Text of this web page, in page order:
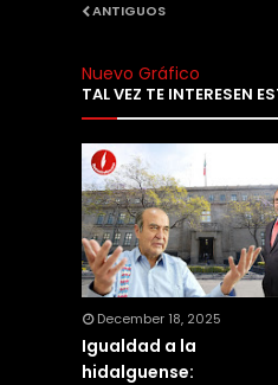
ANTIGUOS
Nuevo Gráfico
TAL VEZ TE INTERESEN
December 18, 2025
Igualdad a la
hidalguense: